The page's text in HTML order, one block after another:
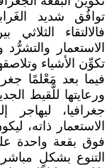
توافُق شديد
فالالتقاء
الاستعمار
تكوِّن الأشياء
فيما بعد مَعْلمًا
ورعايتها للَّقيط
جغرافيا،
الاستعمار ذاته،
فوق بقعة واحدة
التنوع بشكلٍ